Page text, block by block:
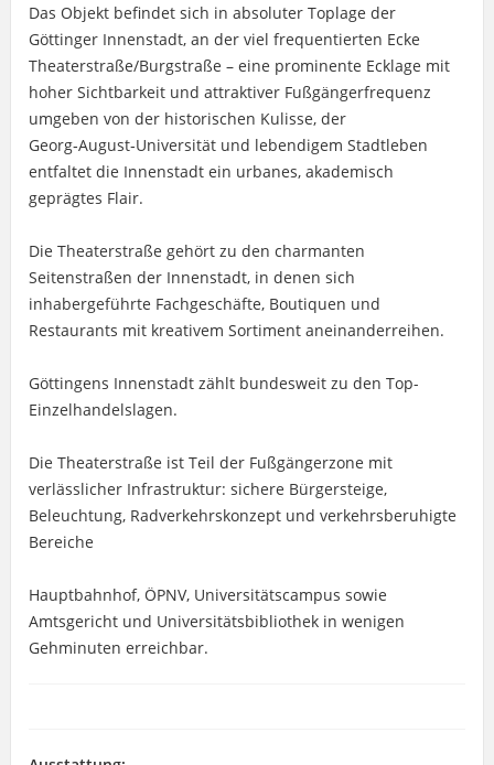
Das Objekt befindet sich in absoluter Toplage der
Göttinger Innenstadt, an der viel frequentierten Ecke
Theaterstraße/Burgstraße – eine prominente Ecklage mit
hoher Sichtbarkeit und attraktiver Fußgängerfrequenz
umgeben von der historischen Kulisse, der
Georg‑August‑Universität und lebendigem Stadtleben
entfaltet die Innenstadt ein urbanes, akademisch
geprägtes Flair.
Die Theaterstraße gehört zu den charmanten
Seitenstraßen der Innenstadt, in denen sich
inhabergeführte Fachgeschäfte, Boutiquen und
Restaurants mit kreativem Sortiment aneinanderreihen.
Göttingens Innenstadt zählt bundesweit zu den Top-
Einzelhandelslagen.
Die Theaterstraße ist Teil der Fußgängerzone mit
verlässlicher Infrastruktur: sichere Bürgersteige,
Beleuchtung, Radverkehrskonzept und verkehrsberuhigte
Bereiche
Hauptbahnhof, ÖPNV, Universitätscampus sowie
Amtsgericht und Universitätsbibliothek in wenigen
Gehminuten erreichbar.